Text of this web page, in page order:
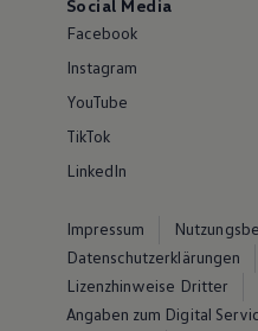
Social Media
Facebook
Instagram
YouTube
TikTok
LinkedIn
Impressum
Datenschutzerklärungen
Lizenzhinweise Dritter
Angaben zum Digital